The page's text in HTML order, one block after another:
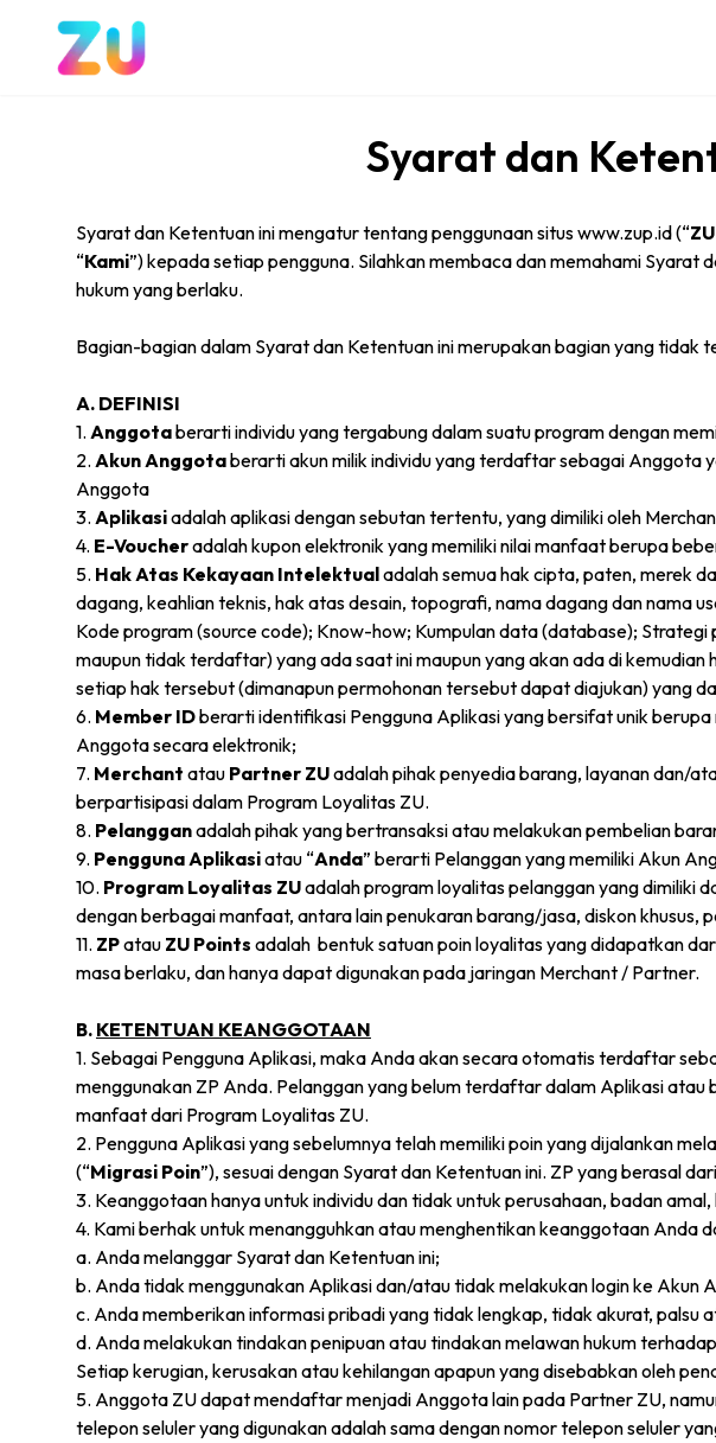
Syarat dan
Syarat dan Ketentuan ini mengatur tentang penggunaan situs www.zup.id (“
“Kami”) kepada setiap pengguna. Silahkan membaca dan memahami
hukum yang berlaku.
Bagian-bagian dalam Syarat dan Ketentuan ini merupakan bagian yang tidak
A. DEFINISI
1. Anggotaberarti individu yang tergabung dalam suatu program dengan
2. Akun Anggotaberarti akun milik individu yang terdaftar sebagai Anggota
Anggota
3. Aplikasiadalah aplikasi dengan sebutan tertentu, yang dimiliki oleh
4. E-Voucheradalah kupon elektronik yang memiliki nilai manfaat berupa
5. Hak Atas Kekayaan Intelektualadalah semua hak cipta, paten, merek
dagang, keahlian teknis, hak atas desain, topografi, nama dagang dan nama
Kode program (source code); Know-how; Kumpulan data (database);
maupun tidak terdaftar) yang ada saat ini maupun yang akan ada di
setiap hak tersebut (dimanapun permohonan tersebut dapat diajukan) yang
6. Member IDberarti identifikasi Pengguna Aplikasi yang bersifat unik
Anggota secara elektronik;
7. Merchant atau Partner ZUadalah pihak penyedia barang, layanan dan/
berpartisipasi dalam Program Loyalitas ZU.
8. Pelangganadalah pihak yang bertransaksi atau melakukan pembelian
9. Pengguna Aplikasiatau “Anda” berarti Pelanggan yang memiliki Akun
10. Program Loyalitas ZUadalah program loyalitas pelanggan yang dimiliki
dengan berbagai manfaat, antara lain penukaran barang/jasa, diskon khusus,
11. ZPatau ZU Points adalah bentuk satuan poin loyalitas yang didapatkan
masa berlaku, dan hanya dapat digunakan pada jaringan Merchant / Partner.
B. KETENTUAN KEANGGOTAAN
1. Sebagai Pengguna Aplikasi, maka Anda akan secara otomatis terdaftar
menggunakan ZP Anda. Pelanggan yang belum terdaftar dalam Aplikasi
manfaat dari Program Loyalitas ZU.
2. Pengguna Aplikasi yang sebelumnya telah memiliki poin yang dijalankan
(“Migrasi Poin”), sesuai dengan Syarat dan Ketentuan ini. ZP yang berasal
3. Keanggotaan hanya untuk individu dan tidak untuk perusahaan, badan
4. Kami berhak untuk menangguhkan atau menghentikan keanggotaan Anda
a. Anda melanggar Syarat dan Ketentuan ini;
b. Anda tidak menggunakan Aplikasi dan/atau tidak melakukan login ke Akun
c. Anda memberikan informasi pribadi yang tidak lengkap, tidak akurat, palsu
d. Anda melakukan tindakan penipuan atau tindakan melawan hukum
Setiap kerugian, kerusakan atau kehilangan apapun yang disebabkan oleh
5. Anggota ZU dapat mendaftar menjadi Anggota lain pada Partner ZU,
telepon seluler yang digunakan adalah sama dengan nomor telepon seluler